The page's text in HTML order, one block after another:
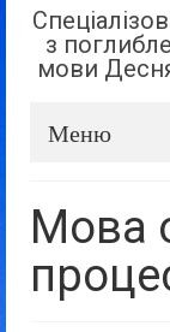
з
мови
Меню
Дошка
Батькам та
Мова